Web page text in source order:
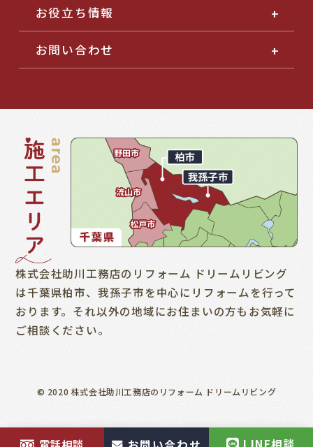
お役立ち情報
お問い合わせ
株式会社助川工務店のリフォーム ドリームリビング
は千葉県柏市、我孫子市を中心にリフォームを行って
おります。それ以外の地域にお住まいの方もお気軽に
ご相談ください。
© 2020 株式会社助川工務店のリフォーム ドリームリビング